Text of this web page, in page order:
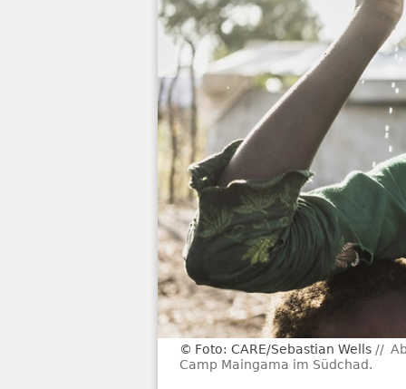
Foto: CARE/Sebastian Wells
Camp Maingama im Südchad.